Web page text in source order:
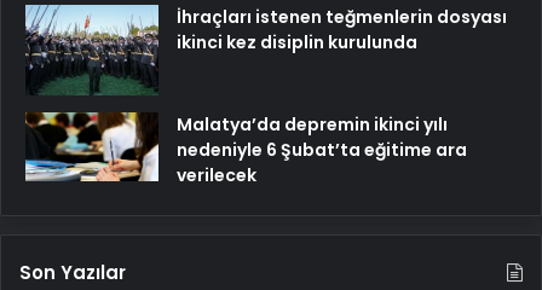
İhraçları istenen teğmenlerin dosyası
ikinci kez disiplin kurulunda
Malatya’da depremin ikinci yılı
nedeniyle 6 Şubat’ta eğitime ara
verilecek
Son Yazılar